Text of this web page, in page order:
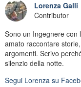
Lorenza Galli
Contributor
Sono un Ingegnere con
amato raccontare
argomenti. Scrivo
silenzio della notte.
Segui Lorenza su